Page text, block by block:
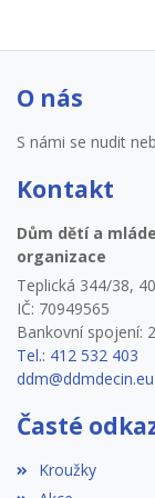
O nás
S námi se nudit
Kontakt
Dům dětí a
organizace
Teplická 344/38,
IČ: 70949565
Bankovní spojení:
Tel.: 412 532 403
ddm@ddmdecin.eu
Časté
Kroužky